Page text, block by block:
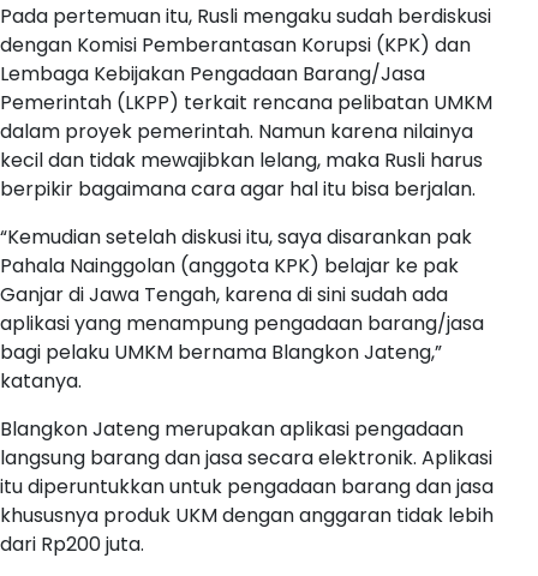
Pada pertemuan itu, Rusli mengaku sudah berdiskusi
dengan Komisi Pemberantasan Korupsi (KPK) dan
Lembaga Kebijakan Pengadaan Barang/Jasa
Pemerintah (LKPP) terkait rencana pelibatan UMKM
dalam proyek pemerintah. Namun karena nilainya
kecil dan tidak mewajibkan lelang, maka Rusli harus
berpikir bagaimana cara agar hal itu bisa berjalan.
“Kemudian setelah diskusi itu, saya disarankan pak
Pahala Nainggolan (anggota KPK) belajar ke pak
Ganjar di Jawa Tengah, karena di sini sudah ada
aplikasi yang menampung pengadaan barang/jasa
bagi pelaku UMKM bernama Blangkon Jateng,”
katanya.
Blangkon Jateng merupakan aplikasi pengadaan
langsung barang dan jasa secara elektronik. Aplikasi
itu diperuntukkan untuk pengadaan barang dan jasa
khususnya produk UKM dengan anggaran tidak lebih
dari Rp200 juta.